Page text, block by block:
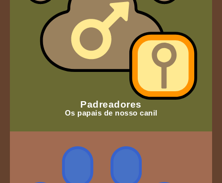
Padreadores
Os papais de nosso canil